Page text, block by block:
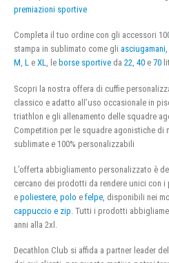
premiazioni sportive
Completa il tuo ordine con gli accessori
stampa in sublimato come gli asciugamani
M, L e XL, le borse sportive da 22, 40 e 70
Scopri la nostra offera di cuffie
classico e adatto all’uso occasionale in
triathlon e gli allenamento delle squadre
Competition per le squadre agonistiche di
sublimate e 100% personalizzabili
L’offerta abbigliamento personalizzato è
cercano dei prodotti da rendere unici con
e poliestere polo e felpe , disponibili nei
cappuccio e zip . Tutti i prodotti
anni alla 2xl.
Decathlon Club si affida a partner leader